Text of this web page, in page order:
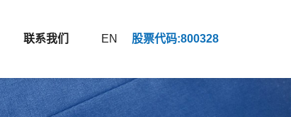
联系我们 EN 股票代码:800328